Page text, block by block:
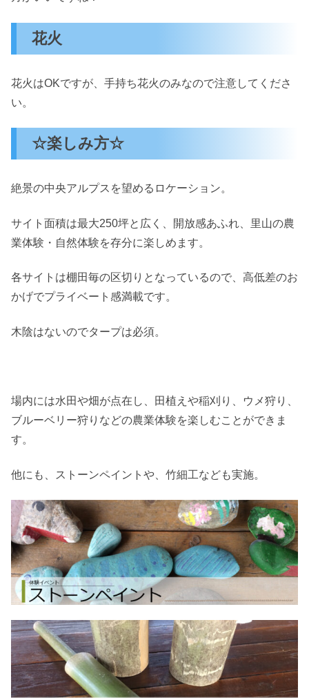
花火
花火はOKですが、手持ち花火のみなので注意してくださ
い。
☆楽しみ方☆
絶景の中央アルプスを望めるロケーション。
サイト面積は最大250坪と広く、開放感あふれ、里山の農
業体験・自然体験を存分に楽しめます。
各サイトは棚田毎の区切りとなっているので、高低差のお
かげでプライベート感満載です。
木陰はないのでタープは必須。
場内には水田や畑が点在し、田植えや稲刈り、ウメ狩り、
ブルーベリー狩りなどの農業体験を楽しむことができま
す。
他にも、ストーンペイントや、竹細工なども実施。